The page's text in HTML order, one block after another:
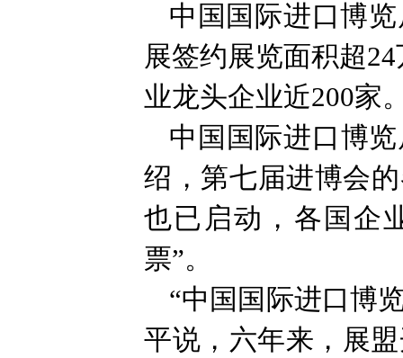
中国国际进口博
展签约展览面积超
业龙头企业近200家
中国国际进口博
绍，第七届进博会
也已启动，各国企
票”。
“中国国际进口博
平说，六年来，展